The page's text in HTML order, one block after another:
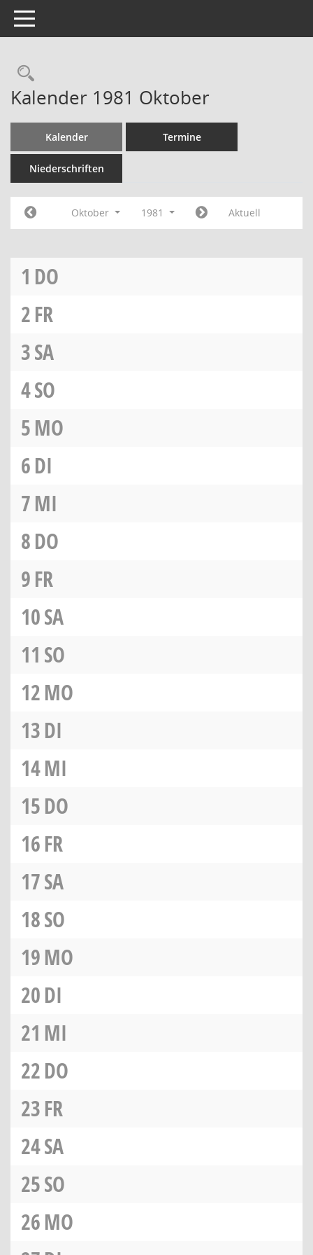
Toggle navigation
Rechercheauswahl
Kalender 1981 Oktober
Kalender Termine
Niederschriften
Oktober 1981 Aktuell
1 DO
2FR
3SA
4SO
5MO
6DI
7MI
8DO
9FR
10SA
11 SO
12MO
13DI
14MI
15DO
16FR
17SA
18SO
19MO
20DI
21 MI
22DO
23FR
24SA
25SO
26MO